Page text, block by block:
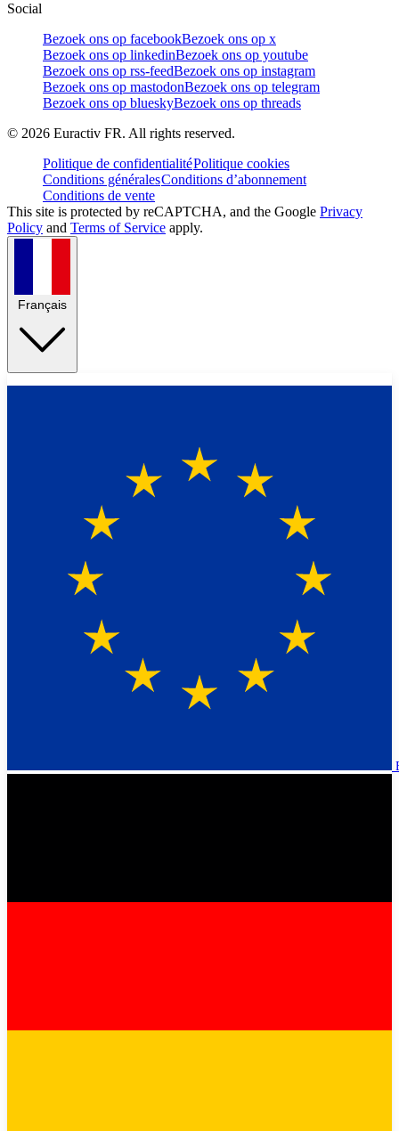
Social
Bezoek ons op facebookBezoek ons op x
Bezoek ons op linkedinBezoek ons op youtube
Bezoek ons op rss-feedBezoek ons op instagram
Bezoek ons op mastodonBezoek ons op telegram
Bezoek ons op blueskyBezoek ons op threads
© 2026 Euractiv FR. All rights reserved.
Politique de confidentialitéPolitique cookies
Conditions généralesConditions d’abonnement
Conditions de vente
This site is protected by reCAPTCHA, and the Google Privacy
Policy and Terms of Service apply.
Français